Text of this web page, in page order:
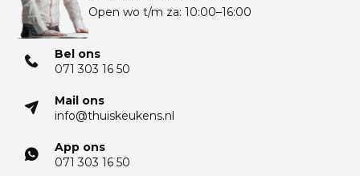
Open wo t/m za: 10:00–16:00
Bel ons
071 303 16 50
Mail ons
info@thuiskeukens.nl
App ons
071 303 16 50